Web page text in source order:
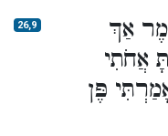
26,9
אַךְ
אֲחֹתִי
פֶּן